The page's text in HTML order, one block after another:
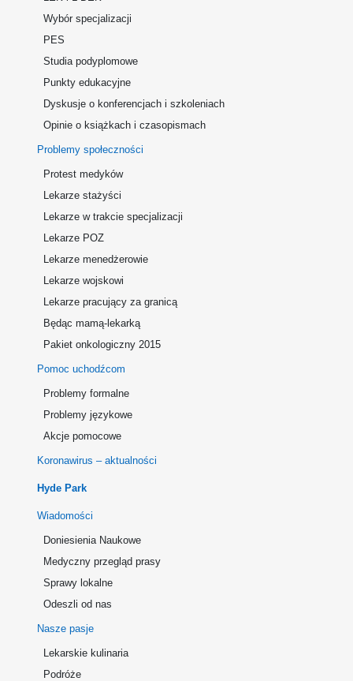
Wybór specjalizacji
PES
Studia podyplomowe
Punkty edukacyjne
Dyskusje o konferencjach i szkoleniach
Opinie o książkach i czasopismach
Problemy społeczności
Protest medyków
Lekarze stażyści
Lekarze w trakcie specjalizacji
Lekarze POZ
Lekarze menedżerowie
Lekarze wojskowi
Lekarze pracujący za granicą
Będąc mamą-lekarką
Pakiet onkologiczny 2015
Pomoc uchodźcom
Problemy formalne
Problemy językowe
Akcje pomocowe
Koronawirus – aktualności
Hyde Park
Wiadomości
Doniesienia Naukowe
Medyczny przegląd prasy
Sprawy lokalne
Odeszli od nas
Nasze pasje
Lekarskie kulinaria
Podróże